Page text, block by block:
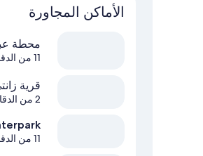
الأماكن المجاورة
محطة
11 من الدقائق بالسيارة
قرية
2 من الدقائق بالسيارة
11 من الدقائق بالسيارة